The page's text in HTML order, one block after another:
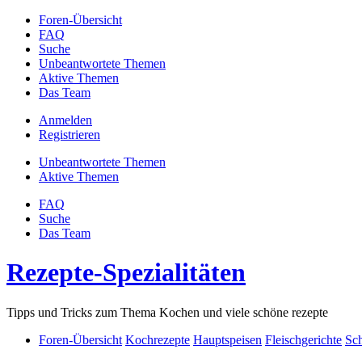
Foren-Übersicht
FAQ
Suche
Unbeantwortete Themen
Aktive Themen
Das Team
Anmelden
Registrieren
Unbeantwortete Themen
Aktive Themen
FAQ
Suche
Das Team
Rezepte-Spezialitäten
Tipps und Tricks zum Thema Kochen und viele schöne rezepte
Foren-Übersicht Kochrezepte Hauptspeisen Fleischgerichte